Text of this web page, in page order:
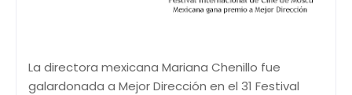
La directora mexicana Mariana Chenillo fue
galardonada a Mejor Dirección en el 31 Festival